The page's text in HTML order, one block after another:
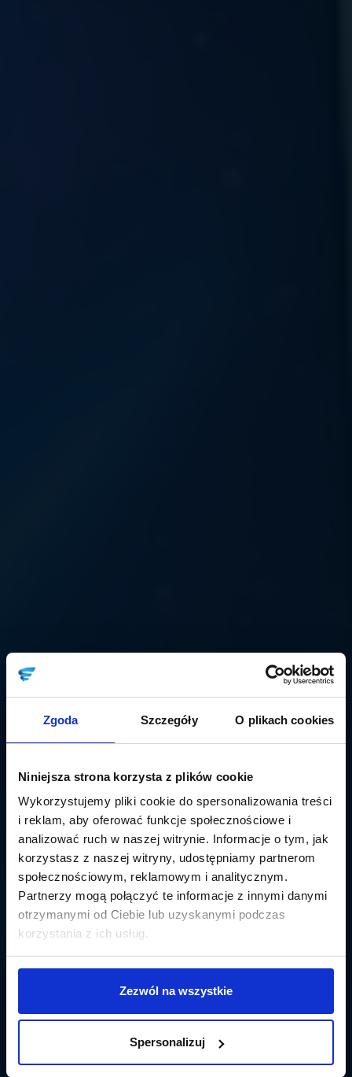
Zgoda Szczegóły O plikach cookies
Niniejsza strona korzysta z plików cookie
Wykorzystujemy pliki cookie do spersonalizowania treści
i reklam, aby oferować funkcje społecznościowe i
analizować ruch w naszej witrynie. Informacje o tym, jak
korzystasz z naszej witryny, udostępniamy partnerom
społecznościowym, reklamowym i analitycznym.
Partnerzy mogą połączyć te informacje z innymi danymi
otrzymanymi od Ciebie lub uzyskanymi podczas
korzystania z ich usług.
Zezwól na wszystkie
Spersonalizuj